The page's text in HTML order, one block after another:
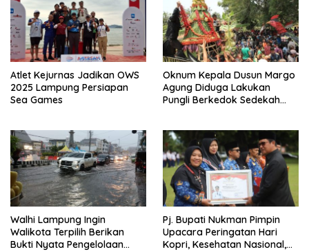
Atlet Kejurnas Jadikan OWS
2025 Lampung Persiapan
Sea Games
Oknum Kepala Dusun Margo
Agung Diduga Lakukan
Pungli Berkedok Sedekah
Walhi Lampung Ingin
Walikota Terpilih Berikan
Bukti Nyata Pengelolaan
Pj. Bupati Nukman Pimpin
Upacara Peringatan Hari
Kopri, Kesehatan Nasional,